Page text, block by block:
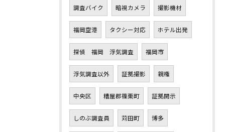
調査バイク 暗視カメラ 撮影機材
福岡空港 タクシー対応 ホテル出発
探偵 福岡 浮気調査 福岡市
浮気調査以外 証拠撮影 親権
中央区 糟屋郡篠栗町 証拠開示
しのぶ調査員 苅田町 博多